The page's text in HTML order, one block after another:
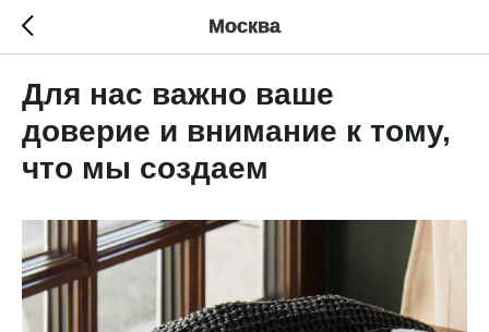
Москва
Для нас важно ваше
доверие и внимание к тому,
что мы создаем